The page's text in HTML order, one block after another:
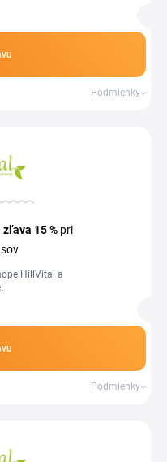
Podmienky
zľava 15 % pri
HillVital a
Podmienky